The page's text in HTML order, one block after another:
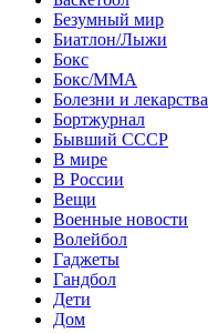
Безумный мир
Биатлон/Лыжи
Бокс
Бокс/MMA
Болезни и лекарства
Бортжурнал
Бывший СССР
В мире
В России
Вещи
Военные новости
Волейбол
Гаджеты
Гандбол
Дети
Дом